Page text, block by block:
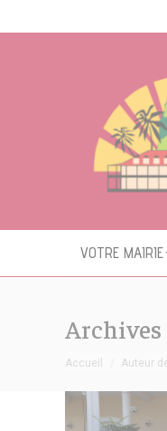
VOTRE MAIRIE
Archives
Vous êtes ici :
Accueil Auteur